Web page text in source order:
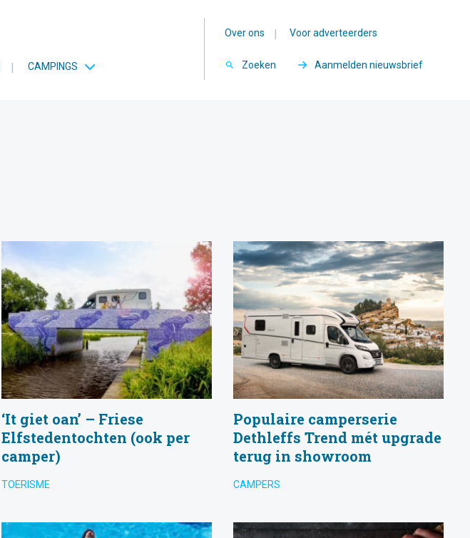
| CAMPINGS
Over ons | Voor adverteerders
Zoeken Aanmelden nieuwsbrief
‘It giet oan’ – Friese
Elfstedentochten (ook per
camper)
TOERISME
Populaire camperserie
Dethleffs Trend mét upgrade
terug in showroom
CAMPERS